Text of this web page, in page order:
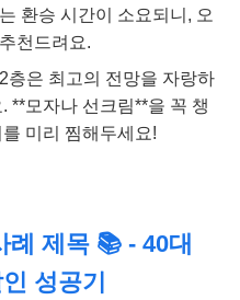
환승 시간이 소요되니, 오
천드려요.
층은 최고의 전망을 자랑하
**모자나 선크림**을 꼭 챙
미리 찜해두세요!
제목 📚 - 40대
성공기